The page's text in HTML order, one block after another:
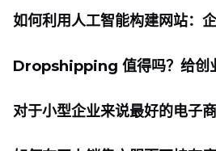
如何利用人工智能构建网站：
Dropshipping 值得吗？给创
对于小型企业来说最好的电子